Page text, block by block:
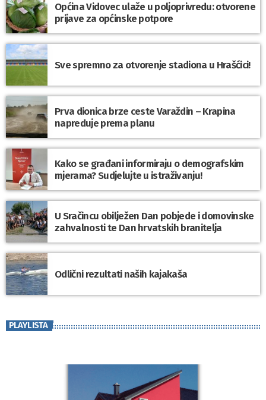
Općina Vidovec ulaže u poljoprivredu: otvorene
prijave za općinske potpore
Sve spremno za otvorenje stadiona u Hrašćici!
Prva dionica brze ceste Varaždin – Krapina
napreduje prema planu
Kako se građani informiraju o demografskim
mjerama? Sudjelujte u istraživanju!
U Sračincu obilježen Dan pobjede i domovinske
zahvalnosti te Dan hrvatskih branitelja
Odlični rezultati naših kajakaša
PLAYLISTA